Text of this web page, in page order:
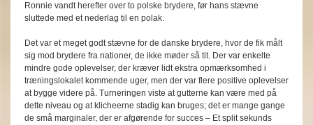
Ronnie vandt herefter over to polske brydere, før hans stævne
sluttede med et nederlag til en polak.
Det var et meget godt stævne for de danske brydere, hvor de fik målt
sig mod brydere fra nationer, de ikke møder så tit. Der var enkelte
mindre gode oplevelser, der kræver lidt ekstra opmærksomhed i
træningslokalet kommende uger, men der var flere positive oplevelser
at bygge videre på. Turneringen viste at gutterne kan være med på
dette niveau og at klicheerne stadig kan bruges; det er mange gange
de små marginaler, der er afgørende for succes – Et split sekunds